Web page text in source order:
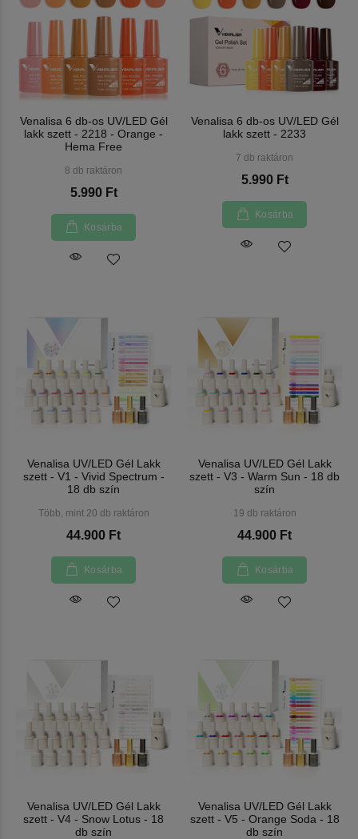
Venalisa 6 db-os UV/LED Gél
lakk szett - 2218 - Orange -
Hema Free
8 db raktáron
5.990 Ft
Kosárba
Venalisa 6 db-os UV/LED Gél
lakk szett - 2233
7 db raktáron
5.990 Ft
Kosárba
Venalisa UV/LED Gél Lakk
szett - V1 - Vivid Spectrum -
18 db szín
Több, mint 20 db raktáron
44.900 Ft
Kosárba
Venalisa UV/LED Gél Lakk
szett - V3 - Warm Sun - 18 db
szín
19 db raktáron
44.900 Ft
Kosárba
Venalisa UV/LED Gél Lakk
szett - V4 - Snow Lotus - 18
db szín
Venalisa UV/LED Gél Lakk
szett - V5 - Orange Soda - 18
db szín